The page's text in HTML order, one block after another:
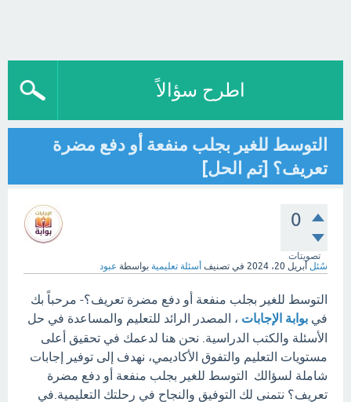
اطرح سؤالاً
التوسط للغير بجلب منفعة أو دفع مضرة
تعريف؟ [تم الحل]
0
تصويتات
سُئل أبريل 20، 2024 في تصنيف أسئلة تعليمية بواسطة عبود
التوسط للغير بجلب منفعة أو دفع مضرة تعريف؟- مرحباً بك
في بوابة الإجابات ، المصدر الرائد للتعليم والمساعدة في حل
الأسئلة والكتب الدراسية. نحن هنا لدعمك في تحقيق أعلى
مستويات التعليم والتفوق الأكاديمي، نهدف إلى توفير إجابات
شاملة لسؤالك التوسط للغير بجلب منفعة أو دفع مضرة
تعريف؟ نتمنى لك التوفيق والنجاح في رحلتك التعليمية.في